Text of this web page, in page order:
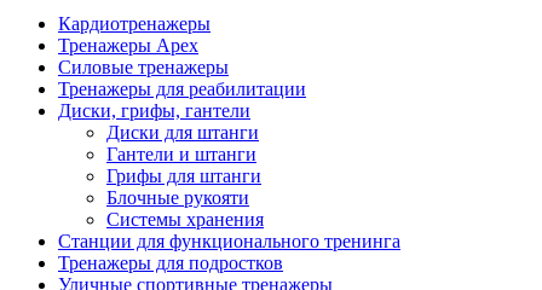
Кардиотренажеры
Тренажеры Apex
Силовые тренажеры
Тренажеры для реабилитации
Диски, грифы, гантели
Диски для штанги
Гантели и штанги
Грифы для штанги
Блочные рукояти
Системы хранения
Станции для функционального тренинга
Тренажеры для подростков
Уличные спортивные тренажеры